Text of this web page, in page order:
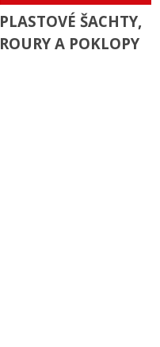
PLASTOVÉ ŠACHTY,
ROURY A POKLOPY